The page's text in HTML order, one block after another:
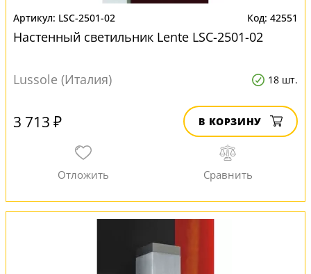
LSC-2501-02 42551
Настенный светильник Lente LSC-2501-02
Lussole (Италия) 18 шт.
3 713 ₽ В КОРЗИНУ